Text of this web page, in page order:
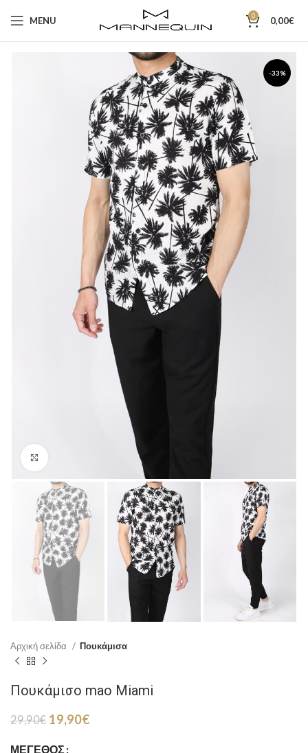
MENU 0 0,00€
-33%
Αρχική σελίδα Πουκάμισα
Πουκάμισο mao Miami
29,90€ Original
was:
19,90€Η
ΜΈΓΕΘΟΣ